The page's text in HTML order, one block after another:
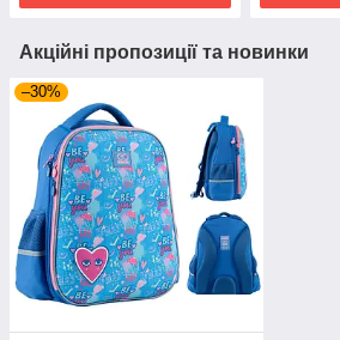
Акційні пропозиції та новинки
–30%